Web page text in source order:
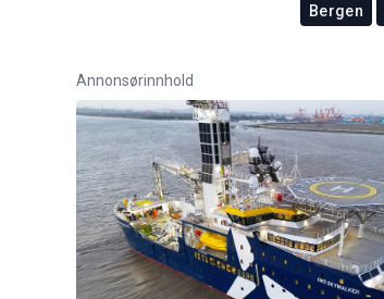
Bergen
Annonsørinnhold